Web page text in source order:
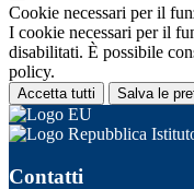
Cookie necessari per il
I cookie necessari per il
disabilitati. È possibile
policy.
Accetta tutti Salva le
Contatti